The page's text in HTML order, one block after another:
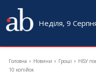
Неділя, 9
Головна Новини Гроші
НБУ
10 копійок